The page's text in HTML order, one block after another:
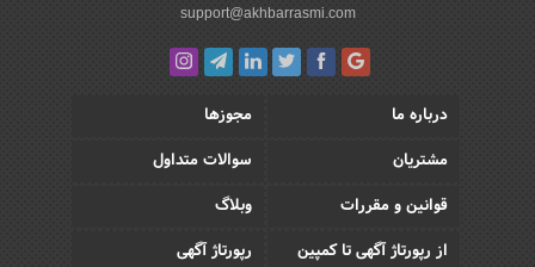
support@akhbarrasmi.com
درباره ما
مجوزها
مشتریان
سوالات متداول
قوانین و مقررات
وبلاگ
از رپورتاژ آگهی تا کمپین
رپورتاژ آگهی